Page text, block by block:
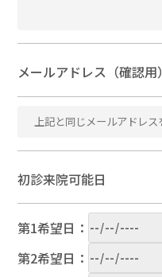
メールアドレス（確認用）
初診来院可能日
第1希望日：
第2希望日：